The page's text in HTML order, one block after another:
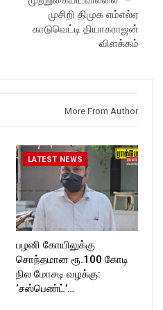
Like us on:
https://www.facebook.com/R
ockforttimes
https://twitter.com/ROCKFOR
முசிறி திமுக எம்எல்ஏ
காடுவெட்டி தியாகராஜன்
விளக்கம்
More From Author
LATEST NEWS
பழனி கோயிலுக்கு
சொந்தமான ரூ.100 கோடி
நில மோசடி வழக்கு:
‘சஸ்பெண்ட்’…